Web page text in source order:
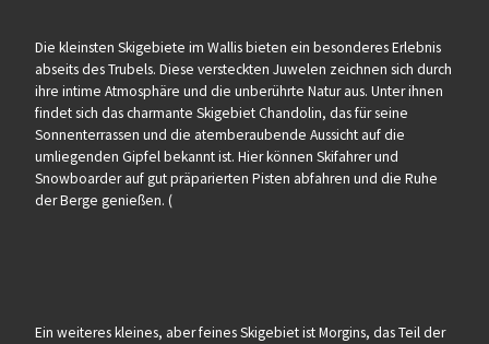
Die kleinsten Skigebiete im Wallis bieten ein besonderes Erlebnis
abseits des Trubels. Diese versteckten Juwelen zeichnen sich durch
ihre intime Atmosphäre und die unberührte Natur aus. Unter ihnen
findet sich das charmante Skigebiet Chandolin, das für seine
Sonnenterrassen und die atemberaubende Aussicht auf die
umliegenden Gipfel bekannt ist. Hier können Skifahrer und
Snowboarder auf gut präparierten Pisten abfahren und die Ruhe
der Berge genießen. (
Ein weiteres kleines, aber feines Skigebiet ist Morgins, das Teil der